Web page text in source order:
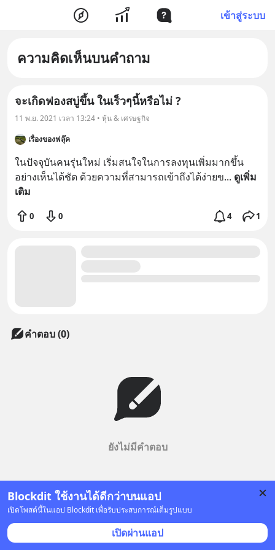
เข้าสู่ระบบ
ความคิดเห็นบนคำถาม
Blockdit ใช้งานได้ดีกว่าบนแอป
เปิดโพสต์นี้ในแอป Blockdit เพื่อรับประสบการณ์เต็มรูปแบบ
เปิดผ่านแอป
จะเกิดฟองสบู่ขึ้น ในเร็วๆนี้หรือไม่ ?
11 พ.ย. 2021 เวลา 13:24 • หุ้น & เศรษฐกิจ
เรื่องของฟลุ๊ค
ในปัจจุบันคนรุ่นใหม่ เริ่มสนใจในการลงทุนเพิ่มมากขึ้น
อย่างเห็นได้ชัด ด้วยความที่สามารถเข้าถึงได้ง่ายข... ดูเพิ่ม
เติม
0 0 4 1
คำตอบ (0)
ยังไม่มีคำตอบ